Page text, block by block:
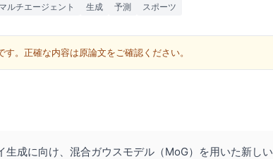
マルチエージェント 生成 予測 スポーツ
。正確な内容は原論文をご確認ください。
成に向け、混合ガウスモデル（MoG）を用いた新しい